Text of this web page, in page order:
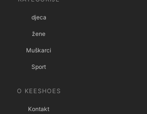
djeca
žene
Muškarci
Sport
O KEESHOES
Kontakt